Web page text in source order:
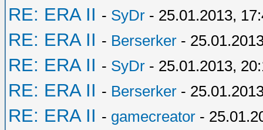
RE: ERA II - SyDr - 25.01.2013,
RE: ERA II - Berserker -
RE: ERA II - SyDr - 25.01.2013,
RE: ERA II - Berserker -
RE: ERA II - gamecreator -